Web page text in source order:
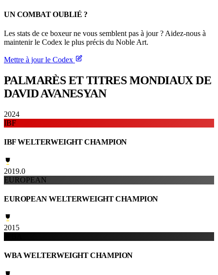
UN COMBAT OUBLIÉ ?
Les stats de ce boxeur ne vous semblent pas à jour ? Aidez-nous à
maintenir le Codex le plus précis du Noble Art.
Mettre à jour le Codex
PALMARÈS ET TITRESMONDIAUX DE
DAVID AVANESYAN
2024
IBF
IBF WELTERWEIGHT CHAMPION
2019.0
EUROPEAN
EUROPEAN WELTERWEIGHT CHAMPION
2015
WBA WELTERWEIGHT CHAMPION